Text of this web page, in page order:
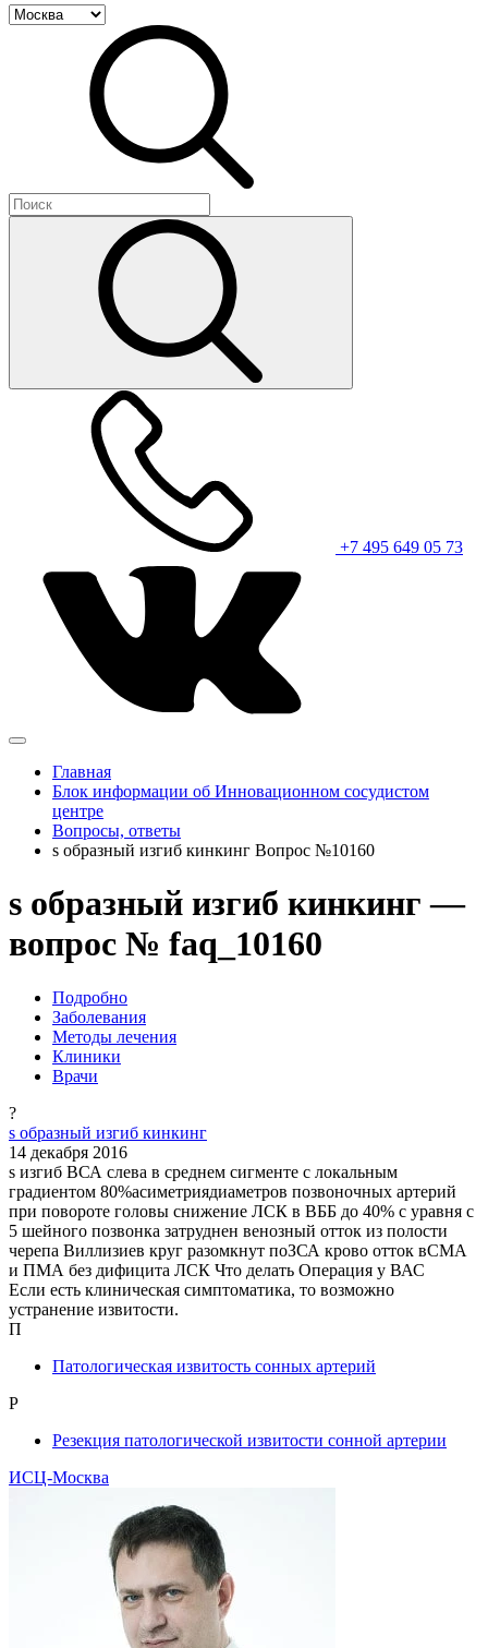
+7 495 649 05 73
Главная
Блок информации об Инновационном сосудистом
центре
Вопросы, ответы
s образный изгиб кинкинг Вопрос №10160
s образный изгиб кинкинг —
вопрос № faq_10160
Подробно
Заболевания
Методы лечения
Клиники
Врачи
?
s образный изгиб кинкинг
14 декабря 2016
s изгиб ВСА слева в среднем сигменте с локальным
градиентом 80%асиметриядиаметров позвоночных артерий
при повороте головы снижение ЛСК в ВББ до 40% с уравня с
5 шейного позвонка затруднен венозный отток из полости
черепа Виллизиев круг разомкнут поЗСА крово отток вСМА
и ПМА без дифицита ЛСК Что делать Операция у ВАС
Если есть клиническая симптоматика, то возможно
устранение извитости.
П
Патологическая извитость сонных артерий
Р
Резекция патологической извитости сонной артерии
ИСЦ-Москва